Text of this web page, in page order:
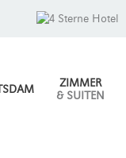
ZIMMER
& SUITEN